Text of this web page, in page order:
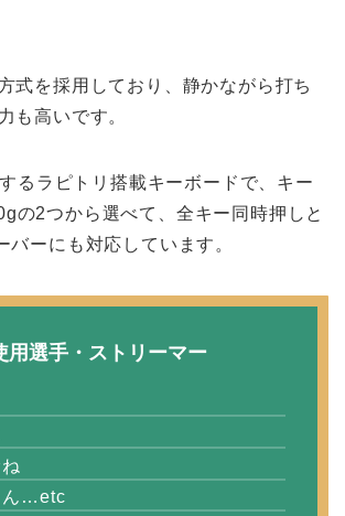
式を採用しており、静かながら打ち
も高いです。
るラピトリ搭載キーボードで、キー
の2つから選べて、全キー同時押しと
バーにも対応しています。
用選手・ストリーマー
ん…etc